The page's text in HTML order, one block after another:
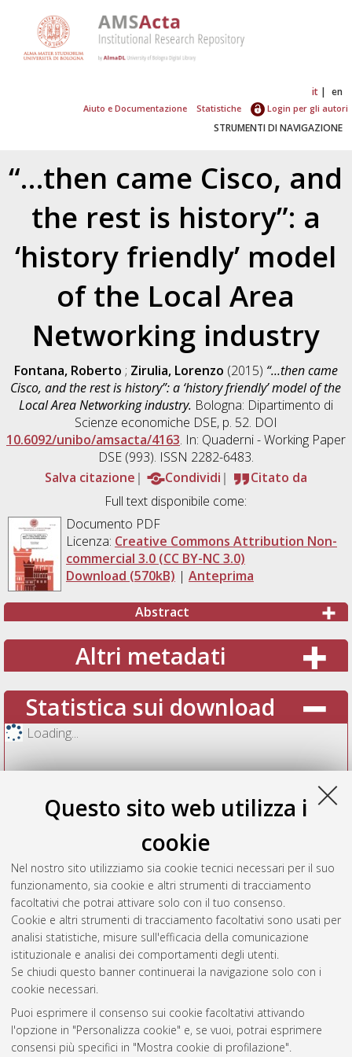
Questo sito web utilizza i
cookie
Nel nostro sito utilizziamo sia cookie tecnici necessari per il suo
funzionamento, sia cookie e altri strumenti di tracciamento
facoltativi che potrai attivare solo con il tuo consenso.
Cookie e altri strumenti di tracciamento facoltativi sono usati per
analisi statistiche, misure sull'efficacia della comunicazione
istituzionale e analisi dei comportamenti degli utenti.
Se chiudi questo banner continuerai la navigazione solo con i
cookie necessari.
Puoi esprimere il consenso sui cookie facoltativi attivando
l'opzione in "Personalizza cookie" e, se vuoi, potrai esprimere
consensi più specifici in "Mostra cookie di profilazione".
it en
Aiuto e Documentazione Statistiche Login per gli autori
STRUMENTI DI NAVIGAZIONE
“…then came Cisco, and
the rest is history”: a
‘history friendly’ model
of the Local Area
Networking industry
Fontana, Roberto ; Zirulia, Lorenzo (2015) “…then came
Cisco, and the rest is history”: a ‘history friendly’ model of the
Local Area Networking industry. Bologna: Dipartimento di
Scienze economiche DSE, p. 52. DOI
10.6092/unibo/amsacta/4163. In: Quaderni - Working Paper
DSE (993). ISSN 2282-6483.
Salva citazione
Condividi
Citato da
Full text disponibile come:
Documento PDF
Licenza: Creative Commons Attribution Non-
commercial 3.0 (CC BY-NC 3.0)
Download (570kB) | Anteprima
Abstract
Altri metadati
Statistica sui download
Loading...
Vedi altre statistiche
Gestione del documento:
Atom
AMS Acta
ISSN: 2038-7954